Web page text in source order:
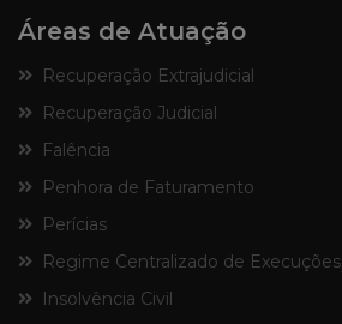
Áreas de Atuação
Recuperação Extrajudicial
Recuperação Judicial
Falência
Penhora de Faturamento
Perícias
Regime Centralizado de Execuções
Insolvência Civil